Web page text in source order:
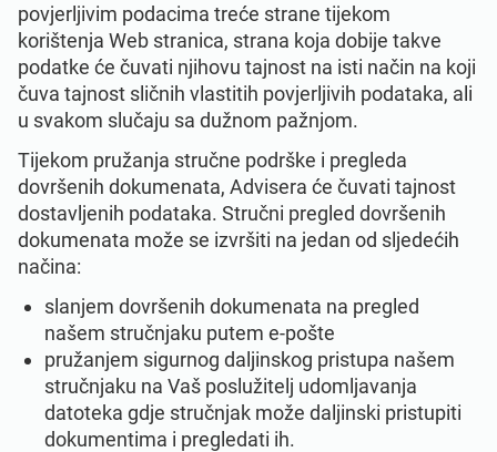
povjerljivim podacima treće strane tijekom
korištenja Web stranica, strana koja dobije takve
podatke će čuvati njihovu tajnost na isti način na koji
čuva tajnost sličnih vlastitih povjerljivih podataka, ali
u svakom slučaju sa dužnom pažnjom.
Tijekom pružanja stručne podrške i pregleda
dovršenih dokumenata, Advisera će čuvati tajnost
dostavljenih podataka. Stručni pregled dovršenih
dokumenata može se izvršiti na jedan od sljedećih
načina:
slanjem dovršenih dokumenata na pregled
našem stručnjaku putem e-pošte
pružanjem sigurnog daljinskog pristupa našem
stručnjaku na Vaš poslužitelj udomljavanja
datoteka gdje stručnjak može daljinski pristupiti
dokumentima i pregledati ih.